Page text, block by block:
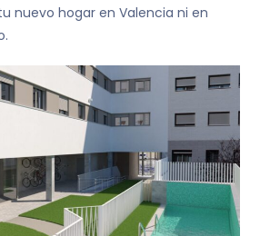
nuevo hogar en Valencia ni en